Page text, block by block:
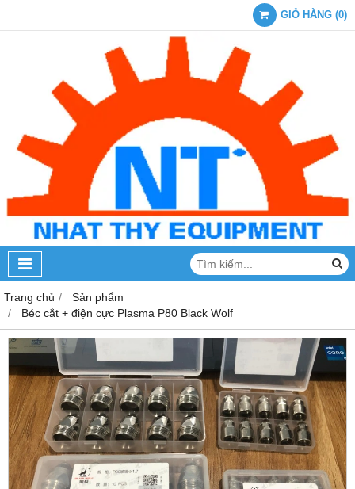
GIỎ HÀNG (0)
Trang chủ
Sản phẩm
Béc cắt + điện cực Plasma P80 Black Wolf